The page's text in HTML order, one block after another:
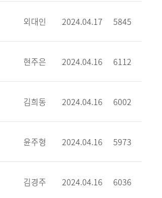
외대인 2024.04.17 5845
현주은 2024.04.16 6112
김희동 2024.04.16 6002
윤주형 2024.04.16 5973
김경주 2024.04.16 6036